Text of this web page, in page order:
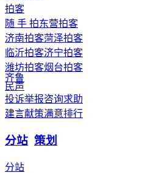
拍客
随 手 拍东营拍客
济南拍客菏泽拍客
临沂拍客济宁拍客
潍坊拍客烟台拍客
齐鲁
民声
投诉举报咨询求助
建言献策满意排行
分站 策划
分站